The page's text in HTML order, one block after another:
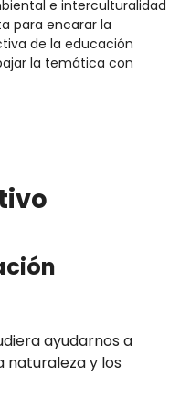
e interculturalidad
para encarar la
de la educación
la temática con
ayudarnos a
naturaleza y los